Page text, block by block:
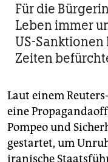
Für die
Leben immer
US-
Zeiten
Laut einem
eine
Pompeo und
gestartet, um
iranische